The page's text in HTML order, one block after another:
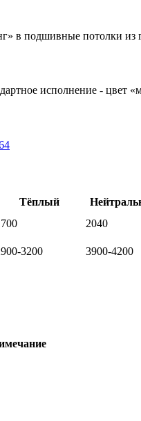
в подшивные потолки из
исполнение - цвет
Тёплый
2040
3200
3900-4200